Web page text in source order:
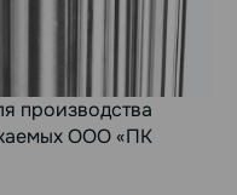
производства
ООО «ПК